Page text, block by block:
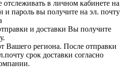
отслеживать в личном кабинете на
и пароль вы получите на эл. почту
и доставки Вы получите
Вашего региона. После отправки
срок доставки согласно